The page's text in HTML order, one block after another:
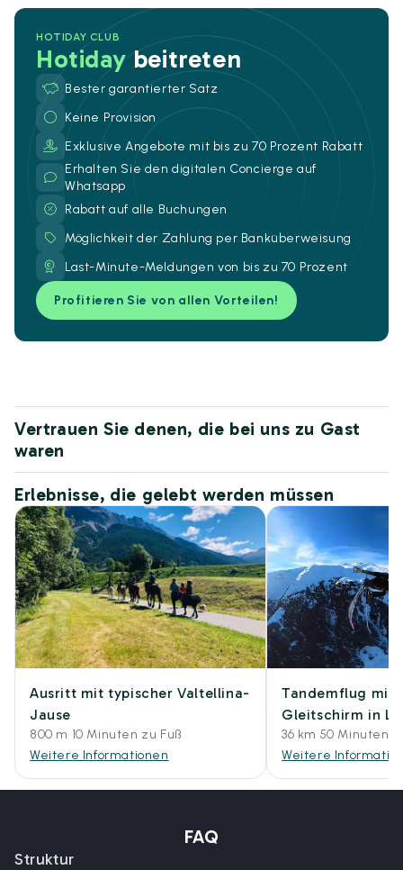
HOTIDAY CLUB
Hotidaybeitreten
Bester garantierter Satz
Keine Provision
Exklusive Angebote mit bis zu 70 Prozent Rabatt
Erhalten Sie den digitalen Concierge auf
Whatsapp
Rabatt auf alle Buchungen
Möglichkeit der Zahlung per Banküberweisung
Last-Minute-Meldungen von bis zu 70 Prozent
Profitieren Sie von allen Vorteilen!
Vertrauen Sie denen, die bei uns zu Gast
waren
Erlebnisse, die gelebt werden müssen
Ausritt mit typischer Valtellina-
Jause
800 m 10 Minuten zu Fuß
Weitere Informationen
Tandemflug mit
Gleitschirm in
36 km 50 Minuten
Weitere
FAQ
Struktur